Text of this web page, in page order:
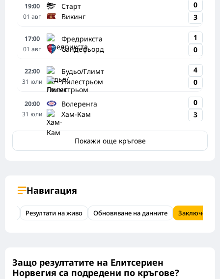
19:00
01 авг
Старт
Викинг
0
3
17:00
01 авг
Фредрикста
Сандефьорд
1
0
22:00
31 юли
Будьо/Глимт
Лилестрьом
4
0
20:00
31 юли
Волеренга
Хам-Кам
0
3
Покажи още кръгове
Навигация
Резултати на живо Обновяване на данните Заключение
Защо резултатите на Елитсериен
Норвегия са подредени по кръгове?